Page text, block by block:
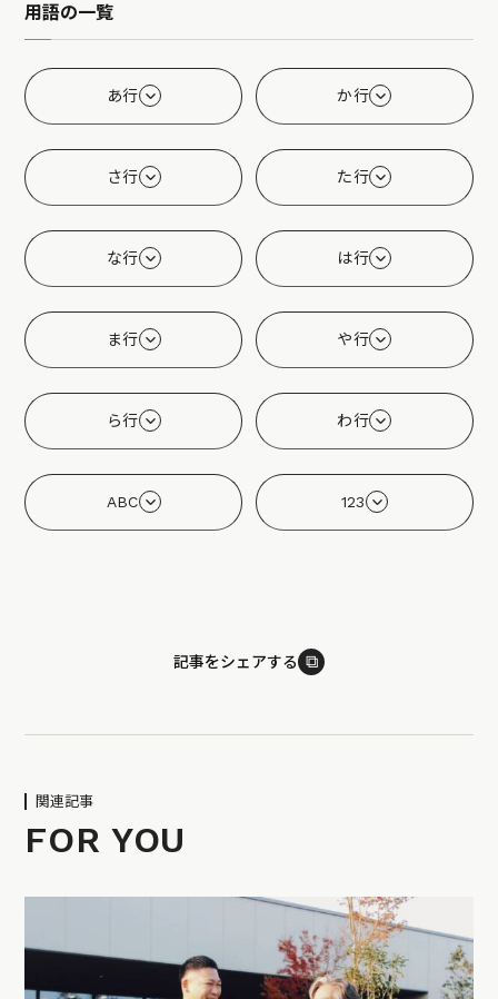
用語の一覧
あ行 か行
さ行 た行
な行 は行
ま行 や行
ら行 わ行
ABC 123
記事をシェアする ⧉
関連記事
FOR YOU